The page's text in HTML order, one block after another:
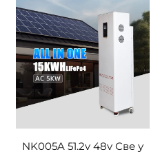
NK005A 51.2v 48v Све у